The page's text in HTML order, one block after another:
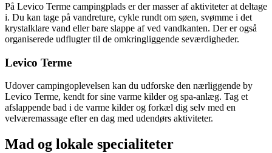
På Levico Terme campingplads er der masser af aktiviteter at deltage
i. Du kan tage på vandreture, cykle rundt om søen, svømme i det
krystalklare vand eller bare slappe af ved vandkanten. Der er også
organiserede udflugter til de omkringliggende seværdigheder.
Levico Terme
Udover campingoplevelsen kan du udforske den nærliggende by
Levico Terme, kendt for sine varme kilder og spa-anlæg. Tag et
afslappende bad i de varme kilder og forkæl dig selv med en
velværemassage efter en dag med udendørs aktiviteter.
Mad og lokale specialiteter